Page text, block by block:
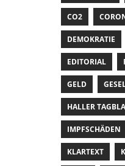
CO2
DEMOKRATIE
EDITORIAL
GELD
HALLER
IMPFSCHÄDEN
KLARTEXT